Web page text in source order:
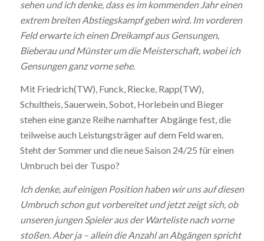
sehen und ich denke, dass es im kommenden Jahr einen
extrem breiten Abstiegskampfgeben wird. Im vorderen
Feld erwarte ich einen Dreikampf aus Gensungen,
Bieberau und Münster um die Meisterschaft, wobei ich
Gensungen ganz vorne sehe.
Mit Friedrich(TW), Funck, Riecke, Rapp(TW),
Schultheis, Sauerwein, Sobot, Horlebein und Bieger
stehen eine ganze Reihe namhafter Abgänge fest, die
teilweise auch Leistungsträger auf dem Feld waren.
Steht der Sommer und die neue Saison 24/25 für einen
Umbruch bei der Tuspo?
Ich denke, auf einigen Position haben wir uns auf diesen
Umbruch schon gut vorbereitet und jetzt zeigt sich, ob
unseren jungen Spieler aus der Warteliste nach vorne
stoßen. Aber ja – allein die Anzahl an Abgängen spricht